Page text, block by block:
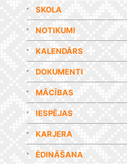
SKOLA
NOTIKUMI
KALENDĀRS
DOKUMENTI
MĀCĪBAS
IESPĒJAS
KARJERA
ĒDINĀŠANA